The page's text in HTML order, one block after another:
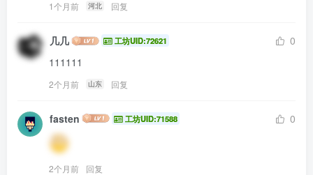
1个月前 河北 回复
几几 工坊UID:72621
0
111111
2个月前 山东 回复
fasten 工坊UID:71588 0
2个月前 回复